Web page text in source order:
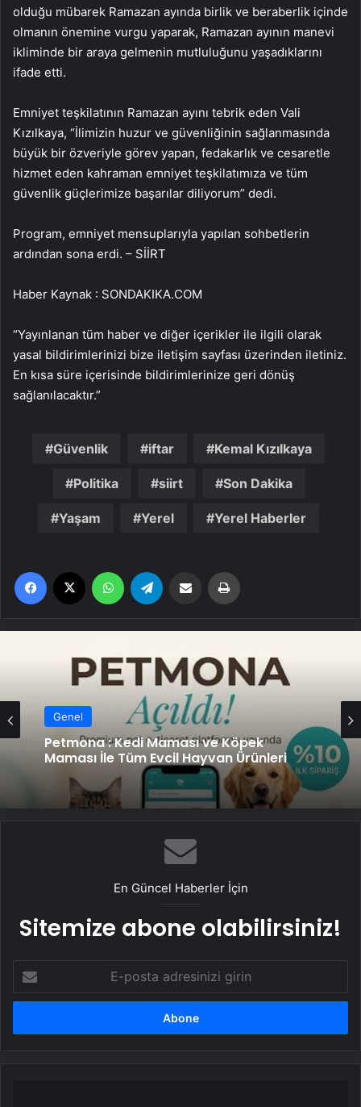
olduğu mübarek Ramazan ayında birlik ve beraberlik içinde
olmanın önemine vurgu yaparak, Ramazan ayının manevi
ikliminde bir araya gelmenin mutluluğunu yaşadıklarını
ifade etti.
Emniyet teşkilatının Ramazan ayını tebrik eden Vali
Kızılkaya, “İlimizin huzur ve güvenliğinin sağlanmasında
büyük bir özveriyle görev yapan, fedakarlık ve cesaretle
hizmet eden kahraman emniyet teşkilatımıza ve tüm
güvenlik güçlerimize başarılar diliyorum” dedi.
Program, emniyet mensuplarıyla yapılan sohbetlerin
ardından sona erdi. – SİİRT
Haber Kaynak : SONDAKIKA.COM
“Yayınlanan tüm haber ve diğer içerikler ile ilgili olarak
yasal bildirimlerinizi bize iletişim sayfası üzerinden iletiniz.
En kısa süre içerisinde bildirimlerinize geri dönüş
sağlanılacaktır.”
Güvenlik iftar Kemal Kızılkaya
Politika siirt Son Dakika
Yaşam Yerel Yerel Haberler
Facebook WhatsApp Email'den paylaş
Genel
Petmona : Kedi Maması ve Köpek
Maması İle Tüm Evcil Hayvan Ürünleri
En Güncel Haberler İçin
Sitemize abone olabilirsiniz!
posta
adresinizi